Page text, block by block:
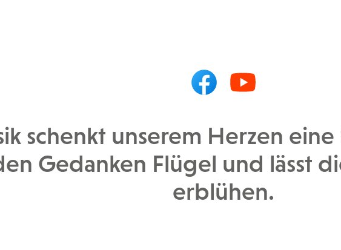
schenkt unserem Herzen
Gedanken Flügel und lässt
erblühen.